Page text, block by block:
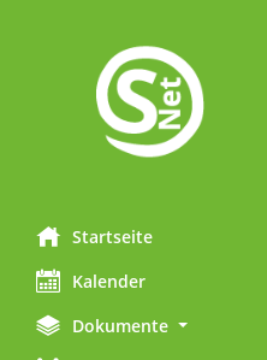
Startseite
Kalender
Dokumente